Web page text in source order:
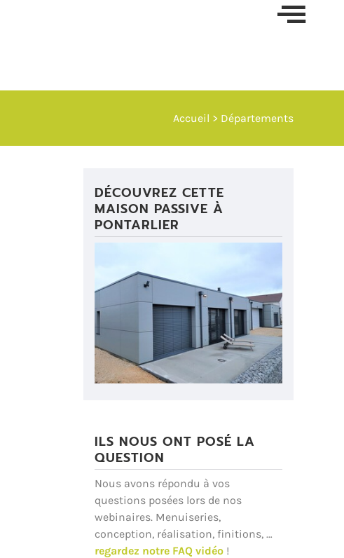
Accueil > Départements
DÉCOUVREZ CETTE
MAISON PASSIVE À
PONTARLIER
ILS NOUS ONT POSÉ LA
QUESTION
Nous avons répondu à vos
questions posées lors de nos
webinaires. Menuiseries,
conception, réalisation, finitions, …
regardez notre FAQ vidéo !